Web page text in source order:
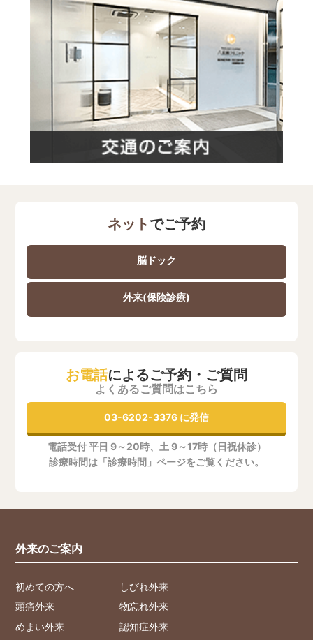
ネット でご予約
脳ドック
外来(保険診療)
お電話によるご予約・ご質問
よくあるご質問はこちら
03-6202-3376 に発信
電話受付 平日 9～20時、土 9～17時（日祝休診）
診療時間は「診療時間」ページをご覧ください。
外来のご案内
初めての方へ
頭痛外来
めまい外来
しびれ外来
物忘れ外来
認知症外来